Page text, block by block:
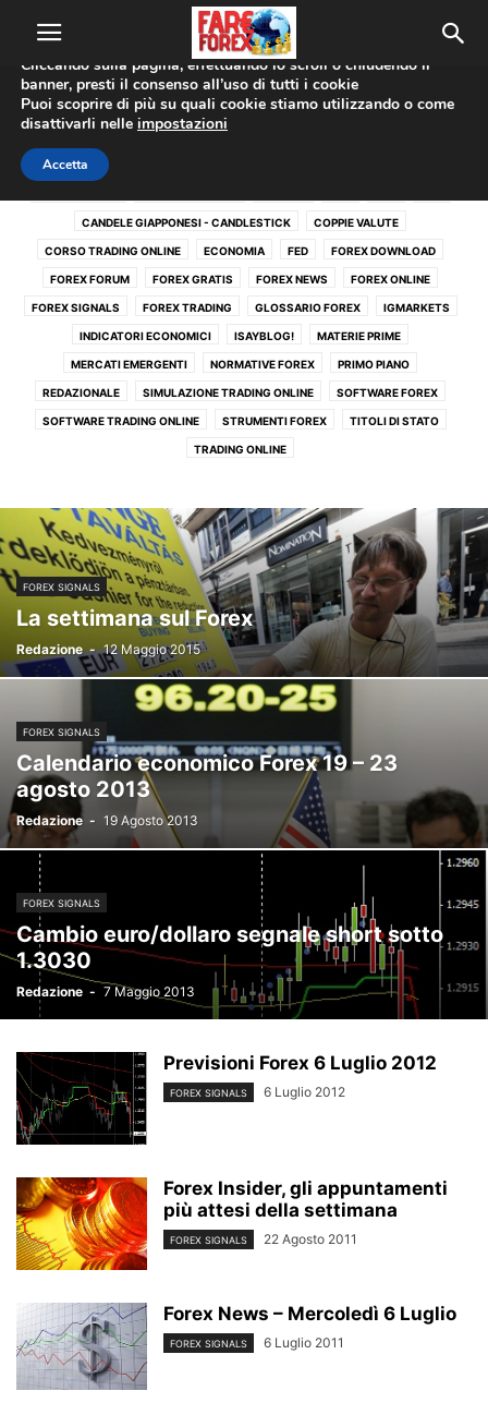
Home Forex Signals
FOREX SIGNALS
CANDELE GIAPPONESI - CANDLESTICK COPPIE VALUTE
CORSO TRADING ONLINE ECONOMIA FED FOREX DOWNLOAD
FOREX FORUM FOREX GRATIS FOREX NEWS FOREX ONLINE
FOREX SIGNALS FOREX TRADING GLOSSARIO FOREX IGMARKETS
INDICATORI ECONOMICI ISAYBLOG! MATERIE PRIME
MERCATI EMERGENTI NORMATIVE FOREX PRIMO PIANO
REDAZIONALE SIMULAZIONE TRADING ONLINE SOFTWARE FOREX
SOFTWARE TRADING ONLINE STRUMENTI FOREX TITOLI DI STATO
TRADING ONLINE
FOREX SIGNALS
La settimana sul Forex
Redazione - 12 Maggio 2015
FOREX SIGNALS
Calendario economico Forex 19 – 23
agosto 2013
Redazione - 19 Agosto 2013
FOREX SIGNALS
Cambio euro/dollaro segnale short sotto
1.3030
Redazione - 7 Maggio 2013
Previsioni Forex 6 Luglio 2012
FOREX SIGNALS 6 Luglio 2012
Forex Insider, gli appuntamenti
più attesi della settimana
FOREX SIGNALS 22 Agosto 2011
Forex News – Mercoledì 6 Luglio
FOREX SIGNALS 6 Luglio 2011
Utilizziamo i cookie per offrirti la migliore esperienza sul nostro
sito web.
Cliccando sulla pagina, effettuando lo scroll o chiudendo il
banner, presti il consenso all’uso di tutti i cookie
Puoi scoprire di più su quali cookie stiamo utilizzando o come
disattivarli nelle impostazioni
Accetta